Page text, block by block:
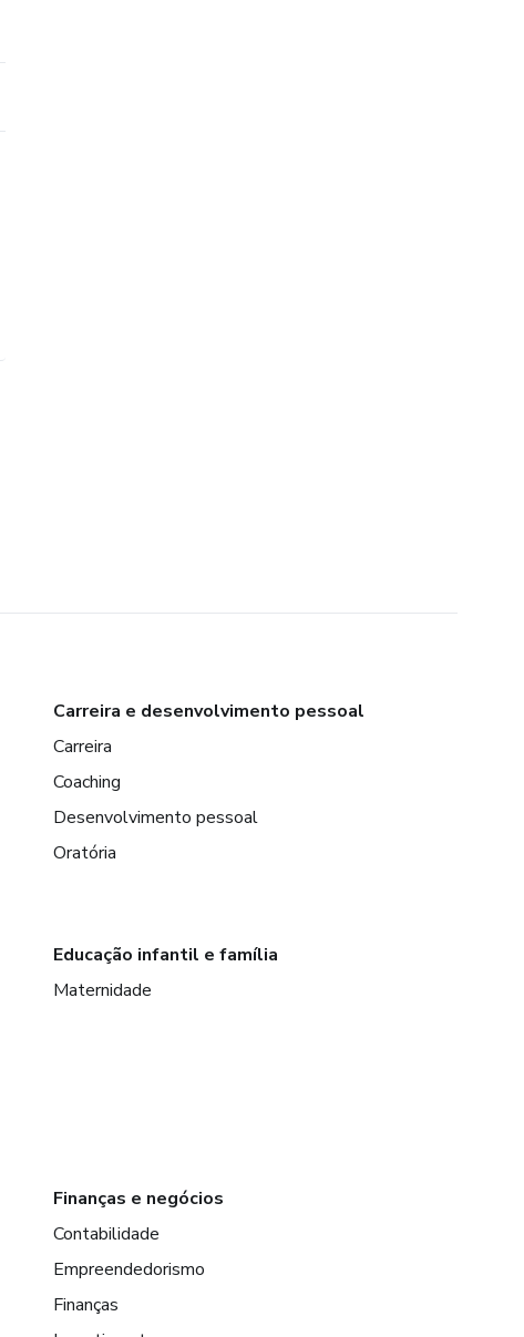
Carreira e desenvolvimento pessoal
Carreira
Coaching
Desenvolvimento pessoal
Oratória
Educação infantil e família
Maternidade
Finanças e negócios
Contabilidade
Empreendedorismo
Finanças